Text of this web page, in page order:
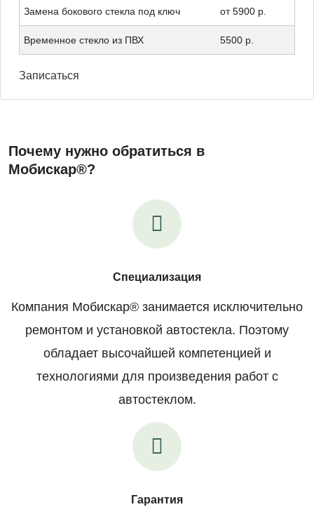
Замена бокового стекла под ключ от 5900 р.
Временное стекло из ПВХ 5500 р.
Записаться
Почему нужно обратиться в
Мобискар®?
Специализация
Компания Мобискар® занимается исключительно
ремонтом и установкой автостекла. Поэтому
обладает высочайшей компетенцией и
технологиями для произведения работ с
автостеклом.
Гарантия